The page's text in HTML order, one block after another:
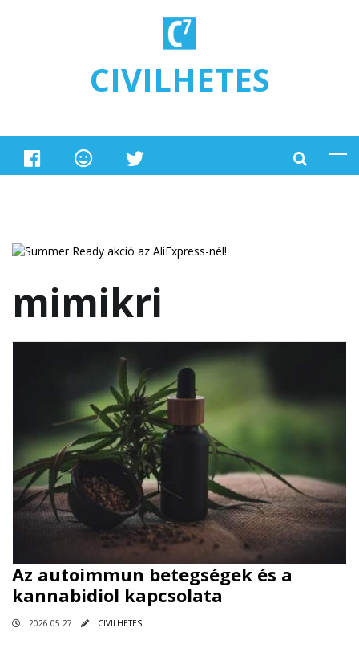
CIVILHETES
mimikri
Az autoimmun betegségek és a
kannabidiol kapcsolata
2026.05.27 CIVILHETES